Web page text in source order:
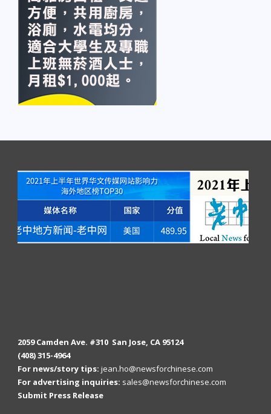
2059 Camden Ave. #310 San Jose, CA 95124
(408) 315-4964
For news/story tips: jean.ho@newsforchinese.com
For advertising inquiries: sales@newsforchinese.com
Submit Press Release